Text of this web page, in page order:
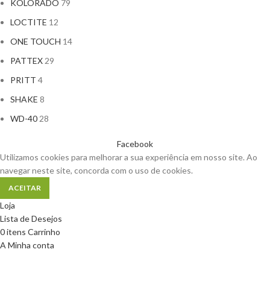
KOLORADO 79
LOCTITE 12
ONE TOUCH 14
PATTEX 29
PRITT 4
SHAKE 8
WD-40 28
Facebook
Utilizamos cookies para melhorar a sua experiência em nosso site. Ao
navegar neste site, concorda com o uso de cookies.
ACEITAR
Loja
Lista de Desejos
0itens Carrinho
A Minha conta